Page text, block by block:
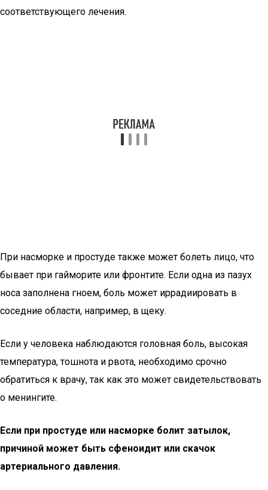
соответствующего лечения.
При насморке и простуде также может болеть лицо, что
бывает при гайморите или фронтите. Если одна из пазух
носа заполнена гноем, боль может иррадиировать в
соседние области, например, в щеку.
Если у человека наблюдаются головная боль, высокая
температура, тошнота и рвота, необходимо срочно
обратиться к врачу, так как это может свидетельствовать
о менингите.
Если при простуде или насморке болит затылок,
причиной может быть сфеноидит или скачок
артериального давления.